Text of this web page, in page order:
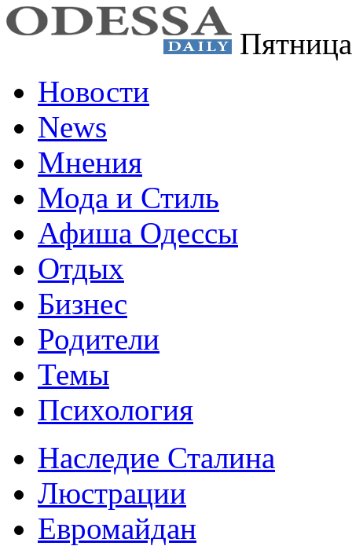
Новости
News
Мнения
Мода и Стиль
Афиша Одессы
Отдых
Бизнес
Родители
Темы
Психология
Наследие Сталина
Люстрации
Евромайдан